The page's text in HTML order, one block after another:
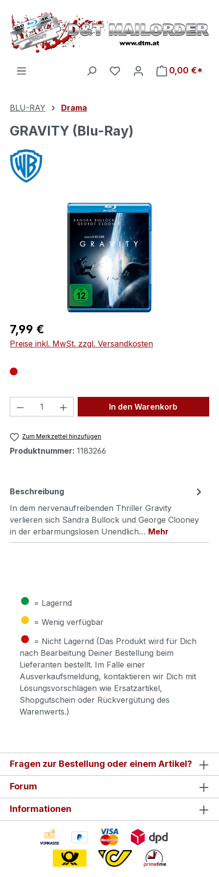
Zum Hauptinhalt springen
Du hast 0 Produkte auf
0,00 €*
BLU-RAY Drama
GRAVITY (Blu-Ray)
Bildergalerie überspringen
Regulärer Preis:
7,99 €
Preise inkl. MwSt. zzgl. Versandkosten
Produkt Anzahl: Gib denIn den Warenkorb
Zum Merkzettel hinzufügen
Produktnummer: 1183266
Beschreibung
In dem nervenaufreibenden Thriller Gravity
verlieren sich Sandra Bullock und George Clooney
in der erbarmungslosen Unendlich… Mehr
● = Lagernd
● = Wenig verfügbar
● = Nicht Lagernd (Das Produkt wird für Dich
nach Bearbeitung Deiner Bestellung beim
Lieferanten bestellt. Im Falle einer
Ausverkaufsmeldung, kontaktieren wir Dich mit
Lösungsvorschlägen wie Ersatzartikel,
Shopgutschein oder Rückvergütung des
Warenwerts.)
Fragen zur Bestellung oder einem Artikel?
Forum
Informationen